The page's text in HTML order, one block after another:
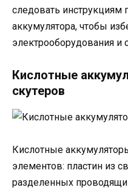
следовать
аккумулятора, чтобы
электрооборудования и
Кислотные
скутеров
Кислотные
элементов: пластин из
разделенных